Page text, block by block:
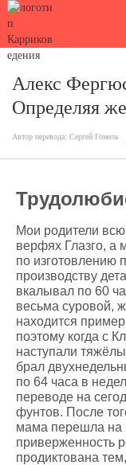
Алекс
Определяя
Автор перевода: Сергей Гомель
Мои родители
верфях Глазго, а
по изготовлению
производству
вкалывал по 60
весьма суровой,
находится
поэтому когда с
наступали
брал
по 64 часа в
переводе на
фунтов. После
мама перешла на
приверженность
продиктована